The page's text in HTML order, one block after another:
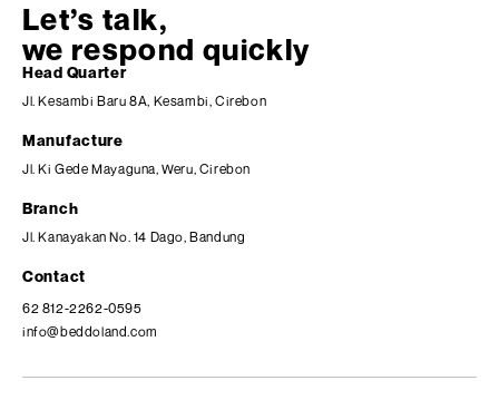
Let’s talk,
we respond quickly
Head Quarter
Jl. Kesambi Baru 8A, Kesambi, Cirebon
Manufacture
Jl. Ki Gede Mayaguna, Weru, Cirebon
Branch
Jl. Kanayakan No. 14 Dago, Bandung
Contact
62 812-2262-0595
info@beddoland.com